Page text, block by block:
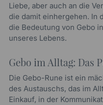
Liebe, aber auch an die
die damit einhergehen. In
die Bedeutung von Gebo
unseres Lebens.
Gebo im Alltag: Das
Die Gebo-Rune ist ein
des Austauschs, das im
Einkauf, in der